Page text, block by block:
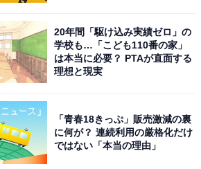
20年間「駆け込み実績ゼロ」の
学校も…「こども110番の家」
は本当に必要？ PTAが直面する
理想と現実
「青春18きっぷ」販売激減の裏
に何が？ 連続利用の厳格化だけ
ではない「本当の理由」